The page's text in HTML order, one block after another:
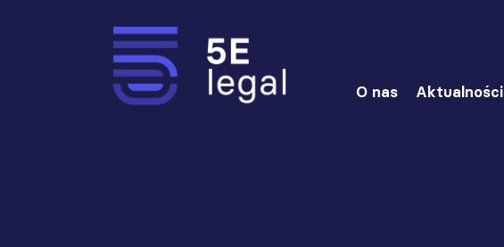
O nas Aktualności